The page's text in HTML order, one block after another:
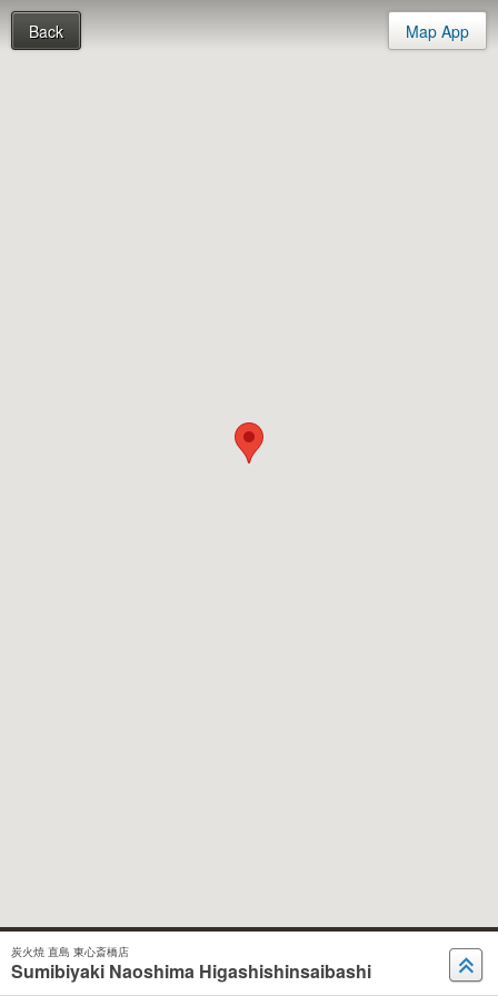
Back Map App
炭火焼 直島 東心斎橋店
Sumibiyaki Naoshima Higashishinsaibashi